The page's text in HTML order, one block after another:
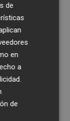
de
en
a
de